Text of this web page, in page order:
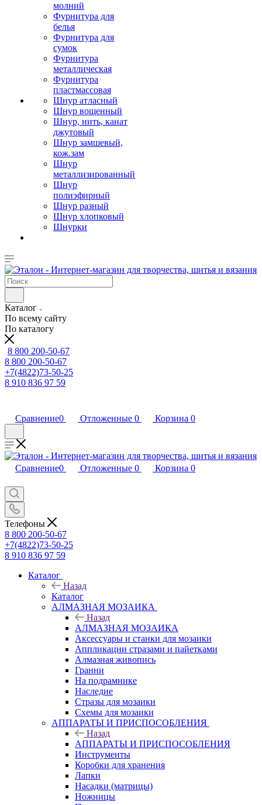
молний
Фурнитура для
белья
Фурнитура для
сумок
Фурнитура
металлическая
Фурнитура
пластмассовая
Шнур атласный
Шнур вощенный
Шнур, нить, канат
джутовый
Шнур замшевый,
кож.зам
Шнур
металлизированный
Шнур
полиэфирный
Шнур разный
Шнур хлопковый
Шнурки
Каталог
По всему сайту
По каталогу
8 800 200-50-67
8 800 200-50-67
+7(4822)73-50-25
8 910 836 97 59
Сравнение0 Отложенные 0 Корзина 0
Сравнение0 Отложенные 0 Корзина 0
Телефоны
8 800 200-50-67
+7(4822)73-50-25
8 910 836 97 59
Каталог
Назад
Каталог
АЛМАЗНАЯ МОЗАИКА
Назад
АЛМАЗНАЯ МОЗАИКА
Аксессуары и станки для мозаики
Аппликации стразами и пайетками
Алмазная живопись
Гранни
На подрамнике
Наследие
Стразы для мозаики
Схемы для мозаики
АППАРАТЫ И ПРИСПОСОБЛЕНИЯ
Назад
АППАРАТЫ И ПРИСПОСОБЛЕНИЯ
Инструменты
Коробки для хранения
Лапки
Насадки (матрицы)
Ножницы